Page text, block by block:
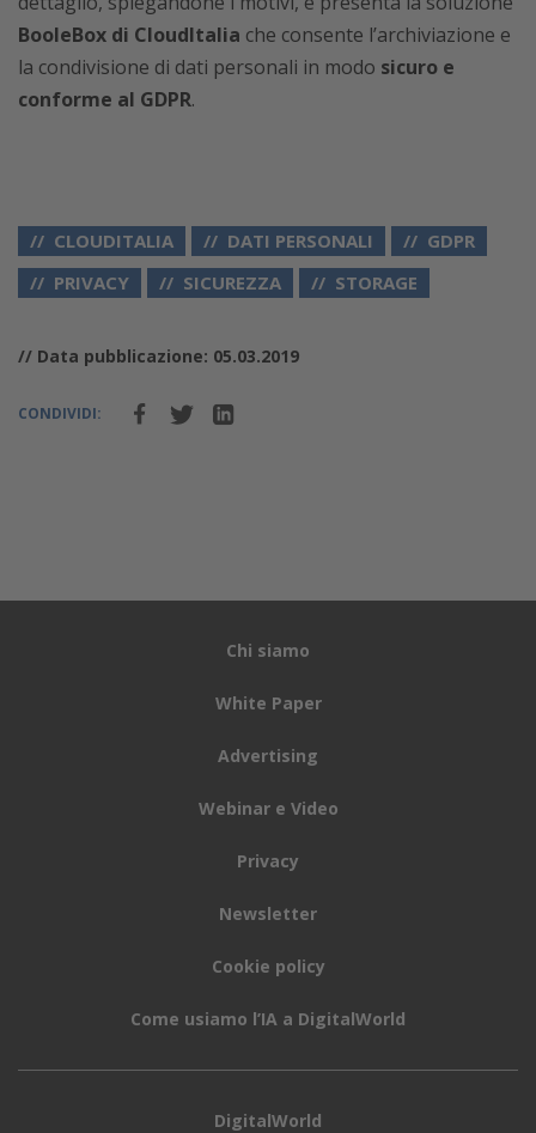
BooleBox di CloudItalia che consente l’archiviazione e
la condivisione di dati personali in modo sicuro e
conforme al GDPR.
CLOUDITALIA DATI PERSONALI
GDPR
PRIVACY
SICUREZZA STORAGE
// Data pubblicazione: 05.03.2019
CONDIVIDI:
Chi siamo
White Paper
Advertising
Webinar e Video
Privacy
Newsletter
Cookie policy
Come usiamo l’IA a DigitalWorld
DigitalWorld